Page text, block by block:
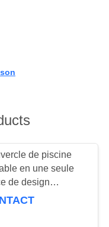
de piscine
en une seule
de design
de piscine en